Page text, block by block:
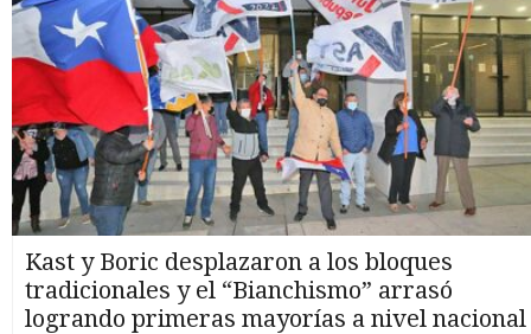
Kast y Boric desplazaron a los bloques
tradicionales y el “Bianchismo” arrasó
logrando primeras mayorías a nivel nacional